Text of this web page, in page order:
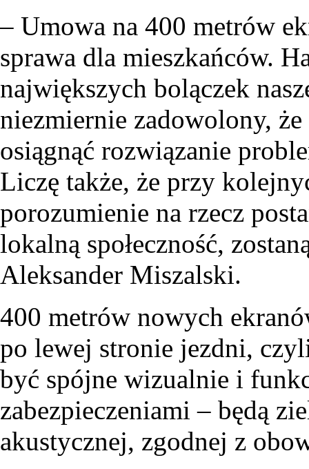
– Umowa na 400 metrów
sprawa dla mieszkańców.
największych bolączek
niezmiernie zadowolony,
osiągnąć rozwiązanie
Liczę także, że przy
porozumienie na rzecz
lokalną społeczność,
Aleksander Miszalski.
400 metrów nowych
po lewej stronie jezdni,
być spójne wizualnie i
zabezpieczeniami – będą
akustycznej, zgodnej z